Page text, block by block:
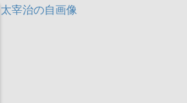
太宰治の自画像